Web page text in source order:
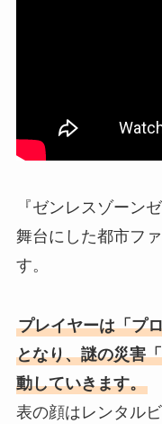
『ゼンレスゾーン
舞台にした都市フ
す。
プレイヤーは「プ
となり、謎の災害
動していきます。
表の顔はレンタル